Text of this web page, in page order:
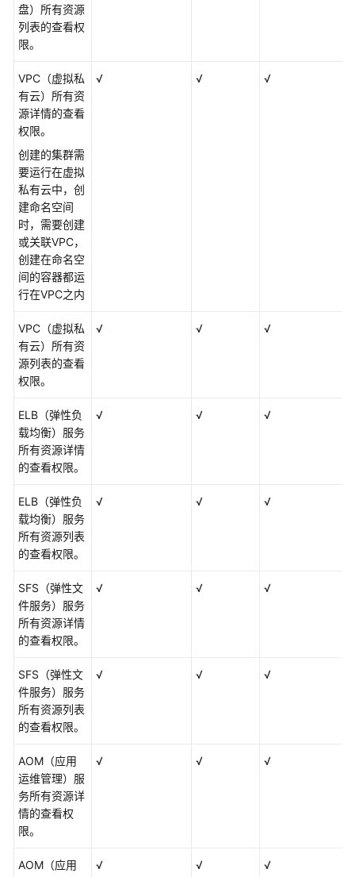
盘）所有资源
列表的查看权
限。
VPC（虚拟私
有云）所有资
源详情的查看
权限。
创建的集群需
要运行在虚拟
私有云中，创
建命名空间
时，需要创建
或关联VPC，
创建在命名空
间的容器都运
行在VPC之内
√ √ √
VPC（虚拟私
有云）所有资
源列表的查看
权限。
√ √ √
ELB（弹性负
载均衡）服务
所有资源详情
的查看权限。
√ √ √
ELB（弹性负
载均衡）服务
所有资源列表
的查看权限。
√ √ √
SFS（弹性文
件服务）服务
所有资源详情
的查看权限。
√ √ √
SFS（弹性文
件服务）服务
所有资源列表
的查看权限。
√ √ √
AOM（应用
运维管理）服
务所有资源详
情的查看权
限。
√ √ √
AOM（应用
√ √ √